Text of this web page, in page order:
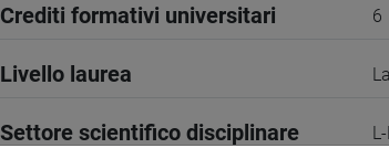
Crediti formativi universitari 6
Livello laurea
Settore scientifico disciplinare